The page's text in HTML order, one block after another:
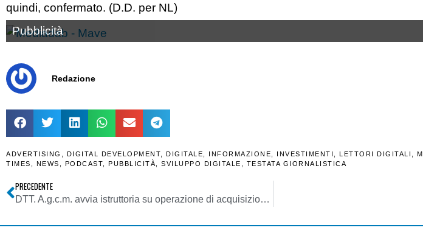
quindi, confermato. (D.D. per NL)
Pubblicità
Redazione
ADVERTISING DIGITAL DEVELOPMENT DIGITALE INFORMAZIONE INVESTIMENTI LETTORI DIGITALI
TIMES
NEWS PODCAST PUBBLICITÀ SVILUPPO DIGITALE TESTATA GIORNALISTICA
PRECEDENTE
DTT. A.g.c.m. avvia istruttoria su operazione di acquisizione di controllo del network provider Persidera da parte del fondo F2i. Rischio posizione dominante EI Towers (Mediaset)